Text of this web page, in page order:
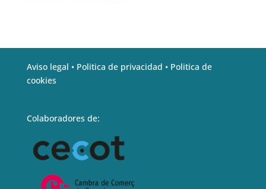
Aviso legal • Politica de privacidad • Politica de
cookies
Colaboradores de: